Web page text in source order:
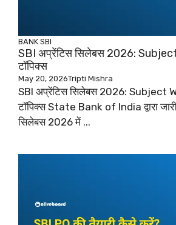
BANK SBI
SBI अप्रेंटिस सिलेबस 2026:
टॉपिक्स
May 20, 2026Tripti Mishra
SBI अप्रेंटिस सिलेबस 2026: Subject
टॉपिक्स State Bank of India द्वारा
सिलेबस 2026 में ...